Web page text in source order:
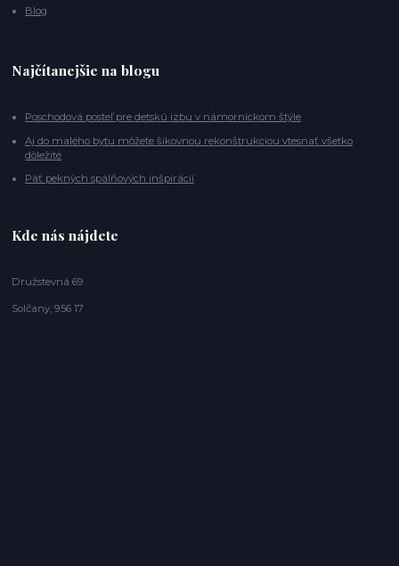
Blog
Najčítanejšie na blogu
Poschodová posteľ pre detskú izbu v námorníckom štýle
Aj do malého bytu môžete šikovnou rekonštrukciou vtesnať všetko
dôležité
Päť pekných spálňových inšpirácií
Kde nás nájdete
Družstevná 69
Solčany, 956 17